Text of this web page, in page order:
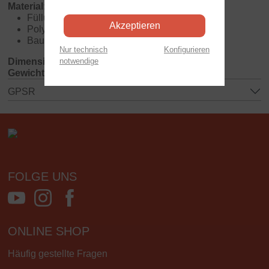
Material:
Füllung: 100% Polyesterflocken
Polyester
Baumwolle
Dimensionen:270x170x90 mm
Gewicht:
GPSR
FOLGE UNS
ONLINE SHOP
Häufig gestellte Fragen
Akzeptieren
Nur technisch
notwendige
Konfigurieren